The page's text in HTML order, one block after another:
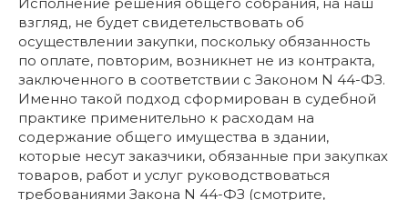
взгляд, не будет свидетельствовать об
осуществлении закупки, поскольку обязанность
по оплате, повторим, возникнет не из контракта,
заключенного в соответствии с Законом N 44-ФЗ.
Именно такой подход сформирован в судебной
практике применительно к расходам на
содержание общего имущества в здании,
которые несут заказчики, обязанные при закупках
товаров, работ и услуг руководствоваться
требованиями Закона N 44-ФЗ (смотрите,